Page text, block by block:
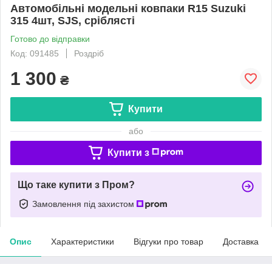
Автомобільні модельні ковпаки R15 Suzuki
315 4шт, SJS, сріблясті
Готово до відправки
Код: 091485
Роздріб
1 300 ₴
Купити
або
Купити з
Що таке купити з Пром?
Замовлення під захистом
Опис Характеристики Відгуки про товар Доставка